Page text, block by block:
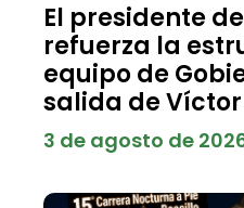
El presidente
refuerza la
equipo de
salida de
3 de agosto de